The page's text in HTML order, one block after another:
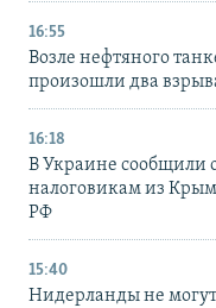
16:55
Возле нефтяного
произошли два
16:18
В Украине сообщили
налоговикам из
РФ
15:40
Нидерланды не